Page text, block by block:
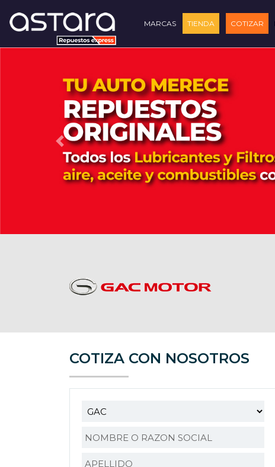
MARCAS TIENDA COTIZAR
Previous
COTIZA CON NOSOTROS